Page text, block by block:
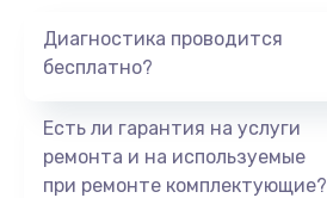
Диагностика проводится
бесплатно?
Есть ли гарантия на услуги
ремонта и на используемые
при ремонте комплектующие?